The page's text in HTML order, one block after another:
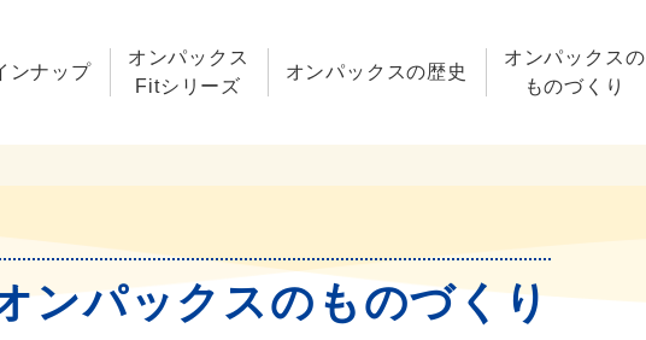
ンナップ
オンパックス
Fitシリーズ
オンパックスの歴史
オンパックスの
ものづくり
ンパックスのものづくり